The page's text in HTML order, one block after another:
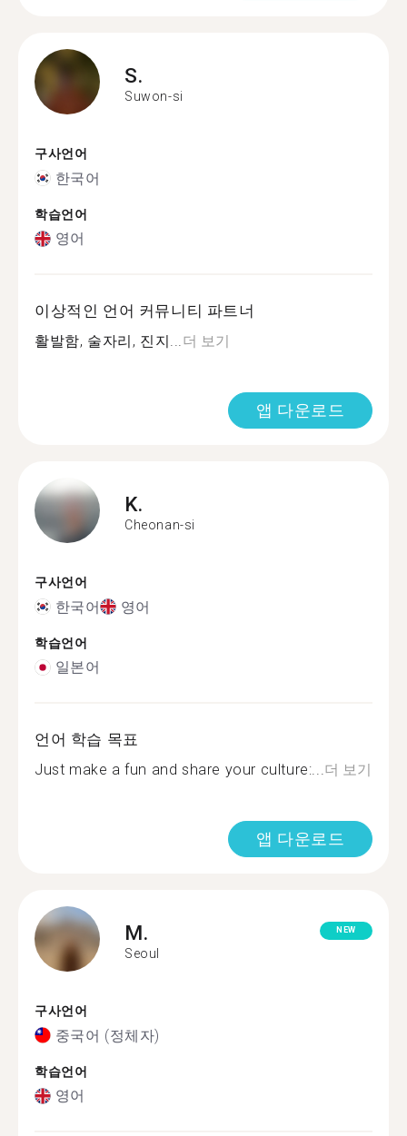
S.
Suwon-si
구사언어
한국어
학습언어
영어
이상적인 언어 커뮤니티 파트너
활발함, 술자리, 진지...더 보기
앱 다운로드
K.
Cheonan-si
구사언어
한국어 영어
학습언어
일본어
언어 학습 목표
Just make a fun and share your culture:...더 보기
앱 다운로드
M.
Seoul
NEW
구사언어
중국어 (정체자)
학습언어
영어